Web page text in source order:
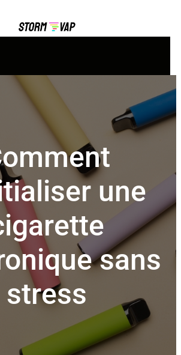
une
sans
stress